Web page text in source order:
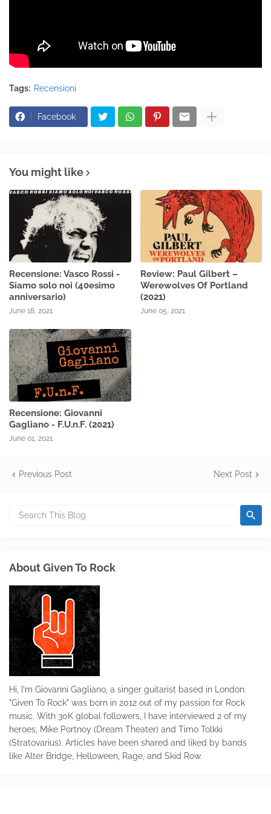
Tags: Recensioni
Facebook
You might like
Recensione: Vasco Rossi -
Siamo solo noi (40esimo
anniversario)
June 18, 2021
Review: Paul Gilbert –
Werewolves Of Portland
(2021)
June 05, 2021
Recensione: Giovanni
Gagliano - F.U.n.F. (2021)
June 01, 2021
Previous Post Next Post
About Given To Rock
Hi, I'm Giovanni Gagliano, a singer guitarist based in London.
"Given To Rock" was born in 2012 out of my passion for Rock
music. With 30K global followers, I have interviewed 2 of my
heroes, Mike Portnoy (Dream Theater) and Timo Tolkki
(Stratovarius). Articles have been shared and liked by bands
like Alter Bridge, Helloween, Rage, and Skid Row.